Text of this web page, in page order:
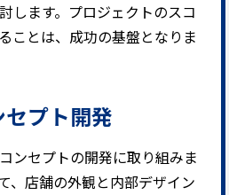
します。プロジェクトのスコ
ことは、成功の基盤となりま
プト開発
ンセプトの開発に取り組みま
、店舗の外観と内部デザイン